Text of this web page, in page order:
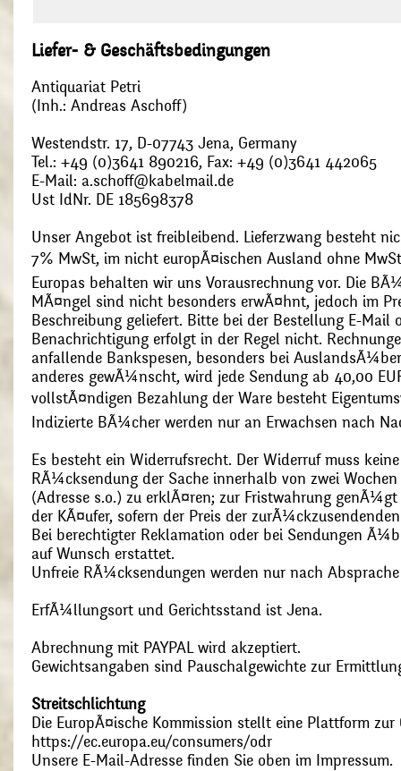
Liefer- & Geschäftsbedingungen
Antiquariat Petri
(Inh.: Andreas Aschoff)
Westendstr. 17, D-07743 Jena, Germany
Tel.: +49 (0)3641 890216, Fax: +49 (0)3641 442065
E-Mail: a.schoff@kabelmail.de
Ust IdNr. DE 185698378
Unser Angebot ist freibleibend. Lieferzwang besteht
7% MwSt, im nicht europÃ¤ischen Ausland ohne
Europas behalten wir uns Vorausrechnung vor. Die
MÃ¤ngel sind nicht besonders erwÃ¤hnt, jedoch im
Beschreibung geliefert. Bitte bei der Bestellung E-Mail
Benachrichtigung erfolgt in der Regel nicht.
anfallende Bankspesen, besonders bei
anderes gewÃ¼nscht, wird jede Sendung ab 40,00
vollstÃ¤ndigen Bezahlung der Ware besteht
Indizierte BÃ¼cher werden nur an Erwachsen nach
Es besteht ein Widerrufsrecht. Der Widerruf muss
RÃ¼cksendung der Sache innerhalb von zwei
(Adresse s.o.) zu erklÃ¤ren; zur Fristwahrung
der KÃ¤ufer, sofern der Preis der
Bei berechtigter Reklamation oder bei Sendungen
auf Wunsch erstattet.
Unfreie RÃ¼cksendungen werden nur nach
ErfÃ¼llungsort und Gerichtsstand ist Jena.
Abrechnung mit PAYPAL wird akzeptiert.
Gewichtsangaben sind Pauschalgewichte zur
Streitschlichtung
Die EuropÃ¤ische Kommission stellt eine Plattform
https://ec.europa.eu/consumers/odr
Unsere E-Mail-Adresse finden Sie oben im Impressum.